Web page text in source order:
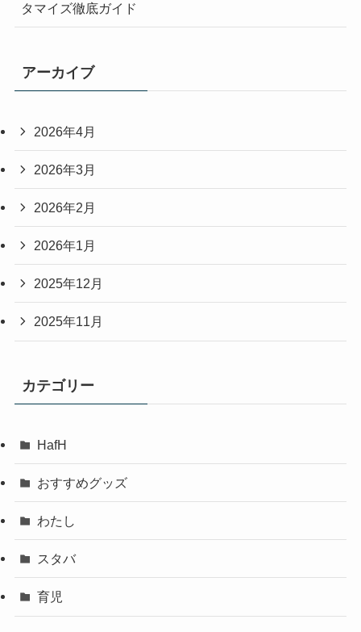
タマイズ徹底ガイド
アーカイブ
2026年4月
2026年3月
2026年2月
2026年1月
2025年12月
2025年11月
カテゴリー
HafH
おすすめグッズ
わたし
スタバ
育児